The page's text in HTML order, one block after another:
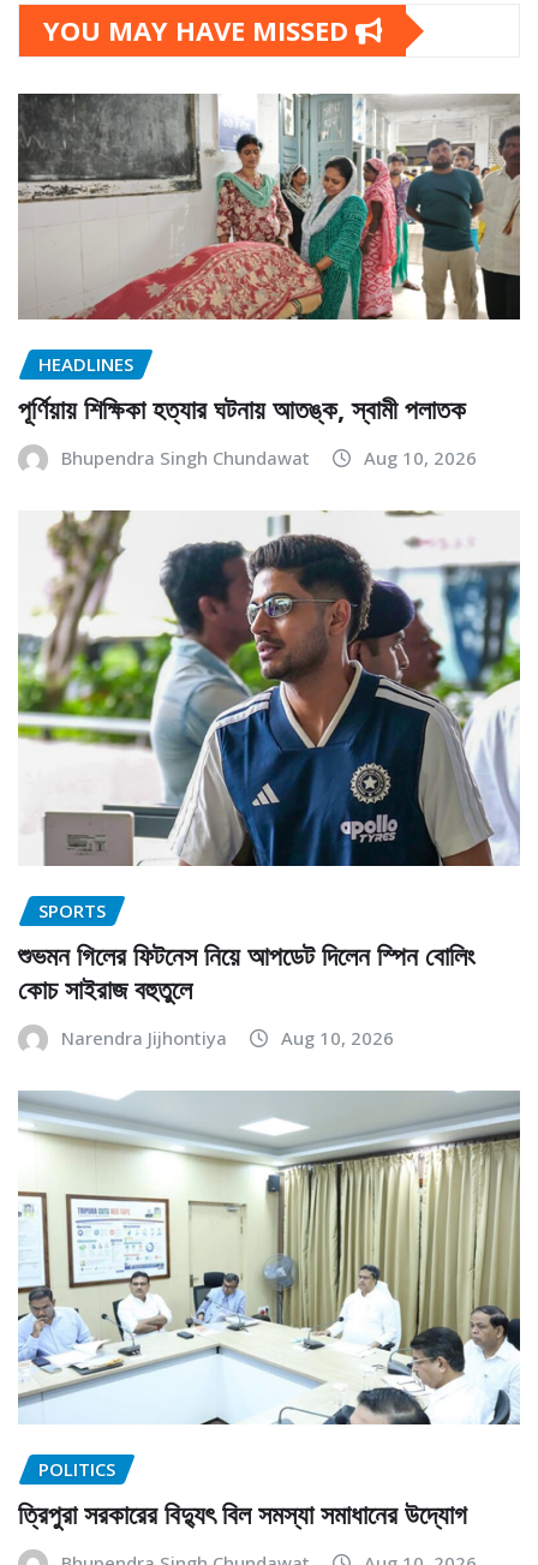
YOU MAY HAVE MISSED
HEADLINES
পূর্ণিয়ায় শিক্ষিকা হত্যার ঘটনায় আতঙ্ক, স্বামী পলাতক
Bhupendra Singh Chundawat Aug 10, 2026
SPORTS
শুভমন গিলের ফিটনেস নিয়ে আপডেট দিলেন স্পিন বোলিং
কোচ সাইরাজ বহুতুলে
Narendra Jijhontiya Aug 10, 2026
POLITICS
ত্রিপুরা সরকারের বিদ্যুৎ বিল সমস্যা সমাধানের উদ্যোগ